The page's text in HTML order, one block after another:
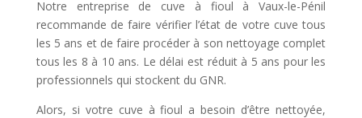
Notre entreprise de cuve à fioul à Vaux-le-Pénil
recommande de faire vérifier l’état de votre cuve tous
les 5 ans et de faire procéder à son nettoyage complet
tous les 8 à 10 ans. Le délai est réduit à 5 ans pour les
professionnels qui stockent du GNR.
Alors, si votre cuve à fioul a besoin d’être nettoyée,